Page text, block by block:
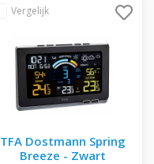
TFA Dostmann Spring
Breeze - Zwart